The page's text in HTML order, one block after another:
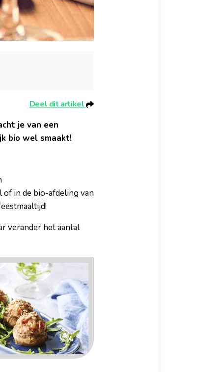
Deel dit artikel
je van een
bio wel smaakt!
of in de bio-afdeling van
verander het aantal